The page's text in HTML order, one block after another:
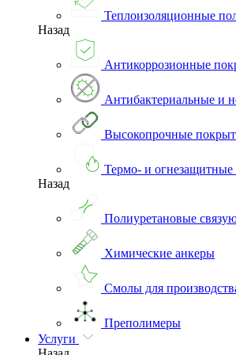
Теплоизоляционные
Назад
Антикоррозионные
Антибактериальные и
Высокопрочные
Термо- и
Назад
Полиуретановые
Химические анкеры
Смолы для
Преполимеры
Услуги